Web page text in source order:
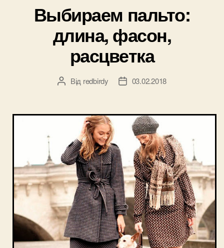
Выбираем пальто:
длина, фасон,
расцветка
Автор
Від redbirdy
Дата03.02.2018